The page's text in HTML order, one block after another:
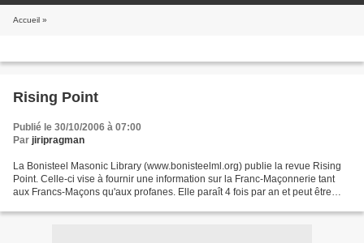
Accueil »
Rising Point
Publié le 30/10/2006 à 07:00
Par jiripragman
La Bonisteel Masonic Library (www.bonisteelml.org) publie la revue Rising
Point. Celle-ci vise à fournir une information sur la Franc-Maçonnerie tant
aux Francs-Maçons qu'aux profanes. Elle paraît 4 fois par an et peut être